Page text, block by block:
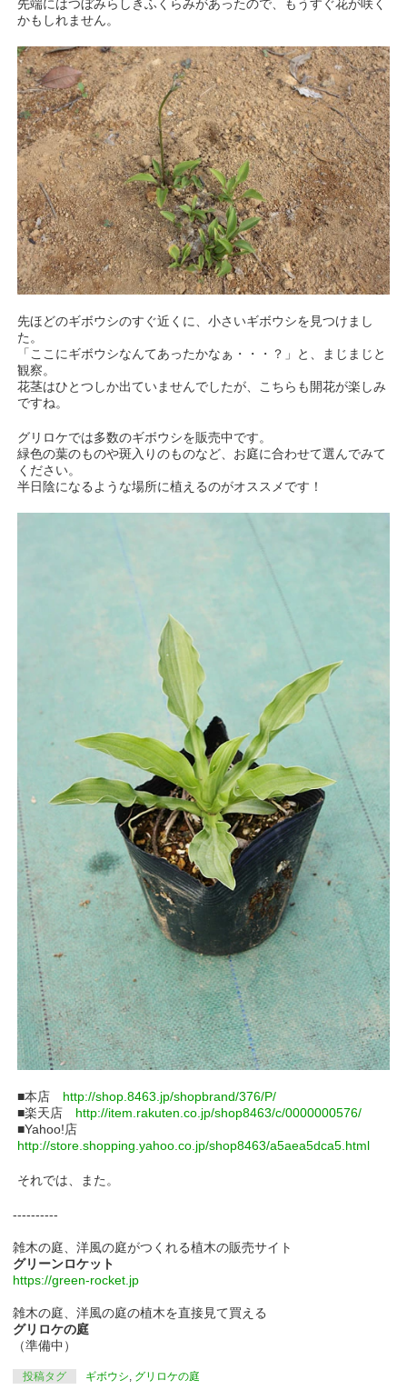
先端にはつぼみらしきふくらみがあったので、もうすぐ花が咲く
かもしれません。
先ほどのギボウシのすぐ近くに、小さいギボウシを見つけまし
た。
「ここにギボウシなんてあったかなぁ・・・？」と、まじまじと
観察。
花茎はひとつしか出ていませんでしたが、こちらも開花が楽しみ
ですね。
グリロケでは多数のギボウシを販売中です。
緑色の葉のものや斑入りのものなど、お庭に合わせて選んでみて
ください。
半日陰になるような場所に植えるのがオススメです！
■本店 http://shop.8463.jp/shopbrand/376/P/
■楽天店 http://item.rakuten.co.jp/shop8463/c/0000000576/
■Yahoo!店
http://store.shopping.yahoo.co.jp/shop8463/a5aea5dca5.html
それでは、また。
----------
雑木の庭、洋風の庭がつくれる植木の販売サイト
グリーンロケット
https://green-rocket.jp
雑木の庭、洋風の庭の植木を直接見て買える
グリロケの庭
（準備中）
投稿タグ ギボウシ, グリロケの庭